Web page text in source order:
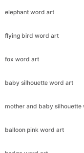
elephant word art
flying bird word art
fox word art
baby silhouette word art
mother and baby silhouette
balloon pink word art